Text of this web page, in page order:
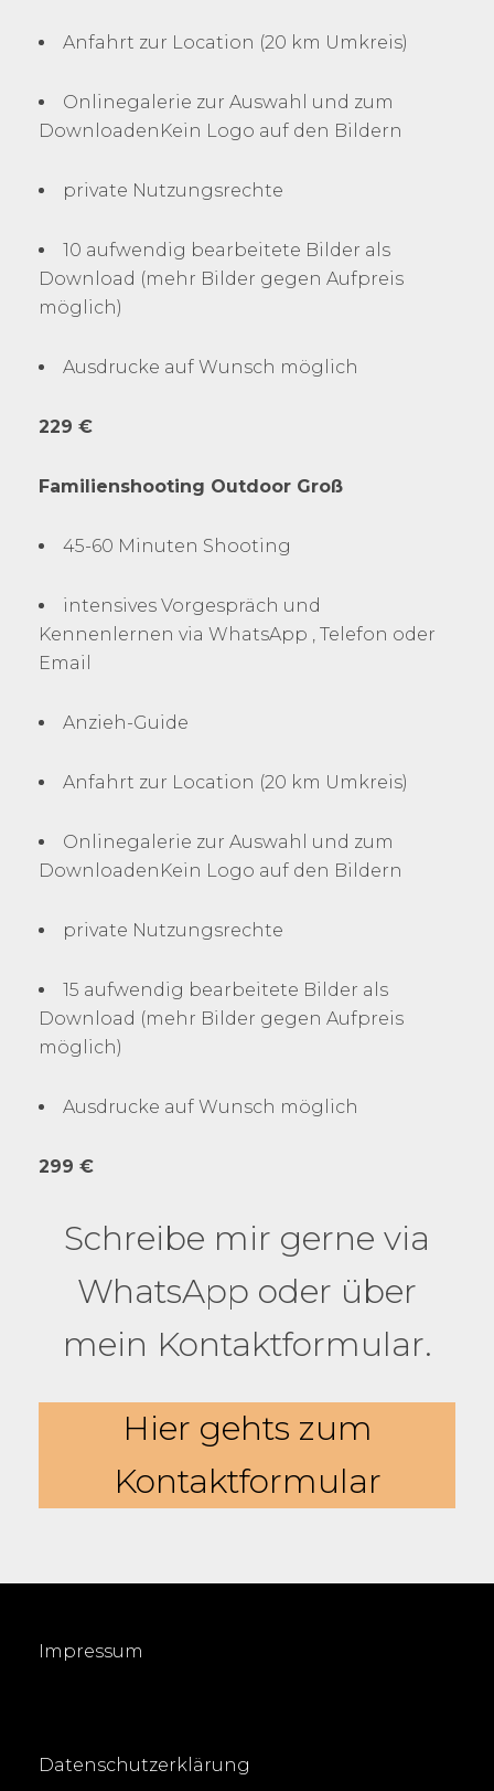
Anfahrt zur Location (20 km Umkreis)
Onlinegalerie zur Auswahl und zum
DownloadenKein Logo auf den Bildern
private Nutzungsrechte
10 aufwendig bearbeitete Bilder als
Download (mehr Bilder gegen Aufpreis
möglich)
Ausdrucke auf Wunsch möglich
229 €
Familienshooting Outdoor Groß
45-60 Minuten Shooting
intensives Vorgespräch und
Kennenlernen via WhatsApp , Telefon oder
Email
Anzieh-Guide
Anfahrt zur Location (20 km Umkreis)
Onlinegalerie zur Auswahl und zum
DownloadenKein Logo auf den Bildern
private Nutzungsrechte
15 aufwendig bearbeitete Bilder als
Download (mehr Bilder gegen Aufpreis
möglich)
Ausdrucke auf Wunsch möglich
299 €
Schreibe mir gerne via
WhatsApp oder über
mein Kontaktformular.
Hier gehts zum
Kontaktformular
Impressum
Datenschutzerklärung